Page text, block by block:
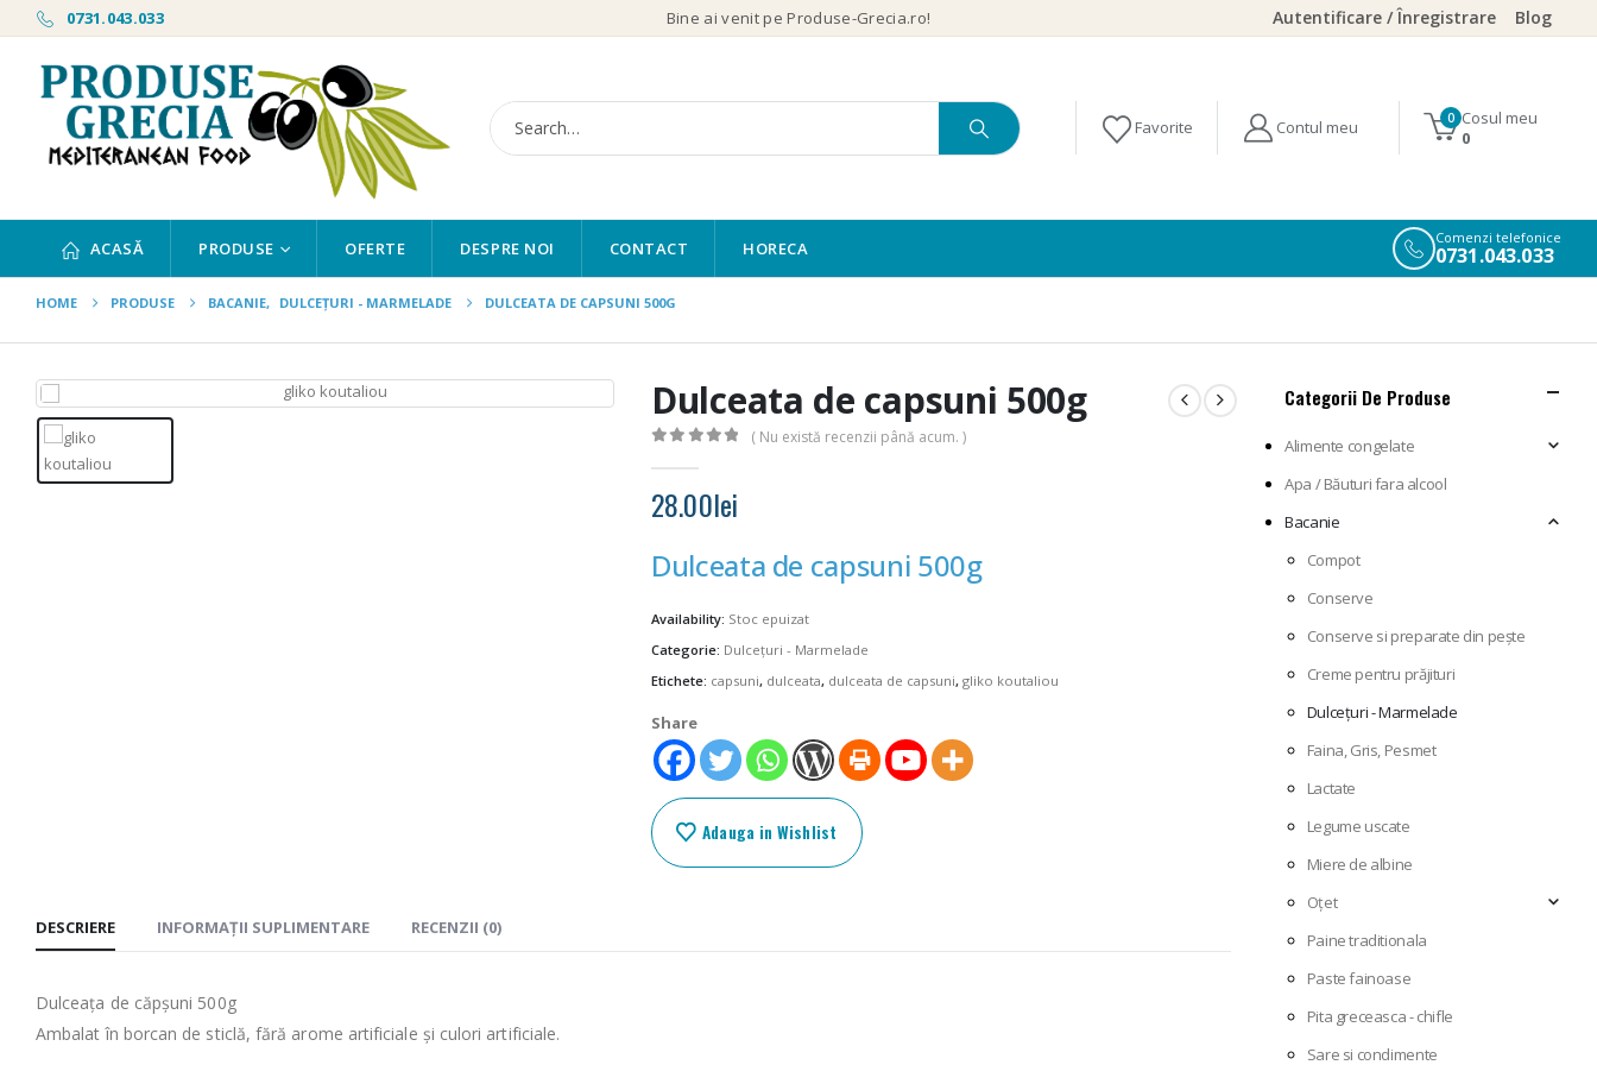
0731.043.033 Bine ai venit pe Produse-Grecia.ro! Autentificare / Înregistrare Blog
0 Cosul meu
0
ACASĂ PRODUSE OFERTE DESPRE NOI CONTACT HORECA
Comenzi telefonice
0731.043.033
HOME PRODUSE BACANIE, DULCEȚURI - MARMELADE DULCEATA DE CAPSUNI 500G
Dulceata de capsuni 500g
( Nu există recenzii până acum. )
28.00lei
Dulceata de capsuni 500g
Availability: Stoc epuizat
Categorie: Dulcețuri - Marmelade
Etichete: capsuni, dulceata, dulceata de capsuni,gliko koutaliou
Share
Adauga in Wishlist
DESCRIERE INFORMAȚII SUPLIMENTARE RECENZII (0)
Dulceața de căpșuni 500g
Ambalat în borcan de sticlă, fără arome artificiale și culori artificiale.
Categorii De Produse
Alimente congelate
Apa / Băuturi fara alcool
Bacanie
Compot
Conserve
Conserve si preparate din pește
Creme pentru prăjituri
Dulcețuri - Marmelade
Faina, Gris, Pesmet
Lactate
Legume uscate
Miere de albine
Oțet
Paine traditionala
Paste fainoase
Pita greceasca - chifle
Sare si condimente